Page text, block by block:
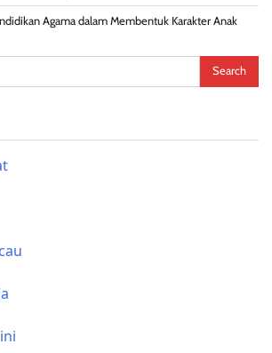
Agama dalam Membentuk Karakter Anak